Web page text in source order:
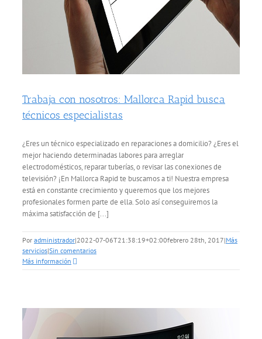
Trabaja con nosotros: Mallorca Rapid busca
técnicos especialistas
¿Eres un técnico especializado en reparaciones a domicilio? ¿Eres el
mejor haciendo determinadas labores para arreglar
electrodomésticos, reparar tuberías, o revisar las conexiones de
televisión? ¡En Mallorca Rapid te buscamos a ti! Nuestra empresa
está en constante crecimiento y queremos que los mejores
profesionales formen parte de ella. Solo así conseguiremos la
máxima satisfacción de [...]
Por administrador|2022-07-06T21:38:19+02:00febrero 28th, 2017|Más
servicios|Sin comentarios
Más información